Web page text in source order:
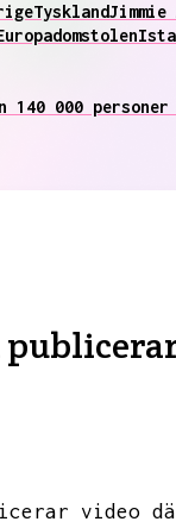
TysklandJimmie
000
video